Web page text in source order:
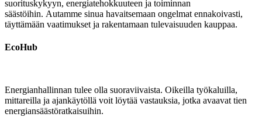
suorituskykyyn, energiatehokkuuteen ja toiminnan
säästöihin. Autamme sinua havaitsemaan ongelmat ennakoivasti,
täyttämään vaatimukset ja rakentamaan tulevaisuuden kauppaa.
EcoHub
Energianhallinnan tulee olla suoraviivaista. Oikeilla työkaluilla,
mittareilla ja ajankäytöllä voit löytää vastauksia, jotka avaavat tien
energiansäästöratkaisuihin.